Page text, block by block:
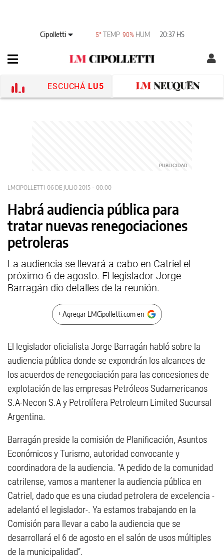
Cipolletti 5° TEMP 90% HUM 20:37 HS
ESCUCHÁ LU5
LMCIPOLLETTI 06 DE JULIO 2015 - 00:00
Habrá audiencia pública para
tratar nuevas renegociaciones
petroleras
La audiencia se llevará a cabo en Catriel el
próximo 6 de agosto. El legislador Jorge
Barragán dio detalles de la reunión.
+ Agregar LMCipolletti.com en
El legislador oficialista Jorge Barragán habló sobre la
audiencia pública donde se expondrán los alcances de
los acuerdos de renegociación para las concesiones de
explotación de las empresas Petróleos Sudamericanos
S.A-Necon S.A y Petrolífera Petroleum Limited Sucursal
Argentina.
Barragán preside la comisión de Planificación, Asuntos
Económicos y Turismo, autoridad convocante y
coordinadora de la audiencia. “A pedido de la comunidad
catrilense, vamos a mantener la audiencia pública en
Catriel, dado que es una ciudad petrolera de excelencia -
adelantó el legislador-. Ya estamos trabajando en la
Comisión para llevar a cabo la audiencia que se
desarrollará el 6 de agosto en el salón de usos múltiples
de la municipalidad”.